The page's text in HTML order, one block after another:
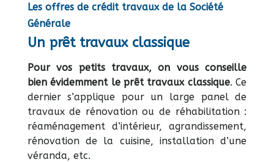
Les offres de crédit travaux de la Société
Générale
Un prêt travaux classique
Pour vos petits travaux, on vous conseille
bien évidemment le prêt travaux classique. Ce
dernier s’applique pour un large panel de
travaux de rénovation ou de réhabilitation :
réaménagement d’intérieur, agrandissement,
rénovation de la cuisine, installation d’une
véranda, etc.